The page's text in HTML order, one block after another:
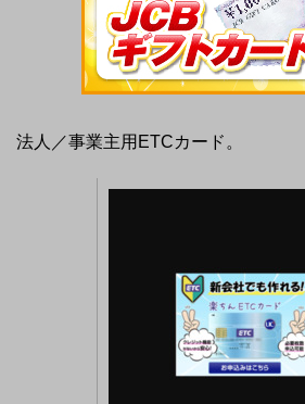
法人／事業主用ETCカード。